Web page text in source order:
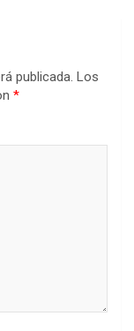
publicada. Los
*